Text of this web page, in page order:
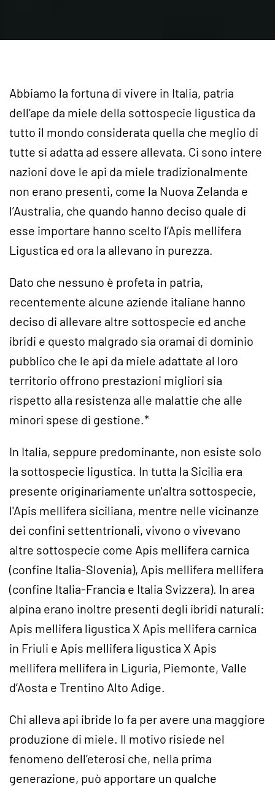
Abbiamo la fortuna di vivere in Italia, patria
dell’ape da miele della sottospecie ligustica da
tutto il mondo considerata quella che meglio di
tutte si adatta ad essere allevata. Ci sono intere
nazioni dove le api da miele tradizionalmente
non erano presenti, come la Nuova Zelanda e
l’Australia, che quando hanno deciso quale di
esse importare hanno scelto l’Apis mellifera
Ligustica ed ora la allevano in purezza.
Dato che nessuno è profeta in patria,
recentemente alcune aziende italiane hanno
deciso di allevare altre sottospecie ed anche
ibridi e questo malgrado sia oramai di dominio
pubblico che le api da miele adattate al loro
territorio offrono prestazioni migliori sia
rispetto alla resistenza alle malattie che alle
minori spese di gestione.*
In Italia, seppure predominante, non esiste solo
la sottospecie ligustica. In tutta la Sicilia era
presente originariamente un'altra sottospecie,
l'Apis mellifera siciliana, mentre nelle vicinanze
dei confini settentrionali, vivono o vivevano
altre sottospecie come Apis mellifera carnica
(confine Italia-Slovenia), Apis mellifera mellifera
(confine Italia-Francia e Italia Svizzera). In area
alpina erano inoltre presenti degli ibridi naturali:
Apis mellifera ligustica X Apis mellifera carnica
in Friuli e Apis mellifera ligustica X Apis
mellifera mellifera in Liguria, Piemonte, Valle
d’Aosta e Trentino Alto Adige.
Chi alleva api ibride lo fa per avere una maggiore
produzione di miele. Il motivo risiede nel
fenomeno dell’eterosi che, nella prima
generazione, può apportare un qualche